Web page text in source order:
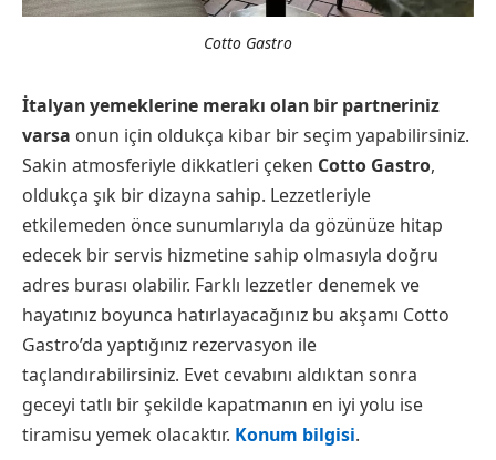
Cotto Gastro
İtalyan yemeklerine merakı olan bir partneriniz
varsa onun için oldukça kibar bir seçim yapabilirsiniz.
Sakin atmosferiyle dikkatleri çeken Cotto Gastro,
oldukça şık bir dizayna sahip. Lezzetleriyle
etkilemeden önce sunumlarıyla da gözünüze hitap
edecek bir servis hizmetine sahip olmasıyla doğru
adres burası olabilir. Farklı lezzetler denemek ve
hayatınız boyunca hatırlayacağınız bu akşamı Cotto
Gastro’da yaptığınız rezervasyon ile
taçlandırabilirsiniz. Evet cevabını aldıktan sonra
geceyi tatlı bir şekilde kapatmanın en iyi yolu ise
tiramisu yemek olacaktır. Konum bilgisi.